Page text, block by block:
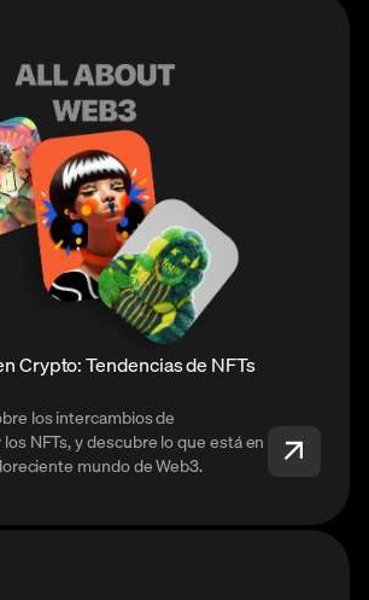
Crypto: Tendencias de NFTs
los intercambios de
NFTs, y descubre lo que está en
mundo de Web3.